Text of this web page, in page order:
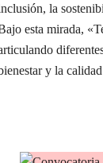
la
esta mirada,
y la